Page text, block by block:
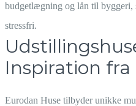
budgetlægning og lån til byggeri,
stressfri.
Inspiration
Eurodan Huse tilbyder unikke